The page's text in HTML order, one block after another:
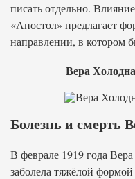
писать отдельно.
«Апостол» предлагает
направлении, в котором
Вера
Болезнь и смерть
В феврале 1919 года
заболела тяжёлой